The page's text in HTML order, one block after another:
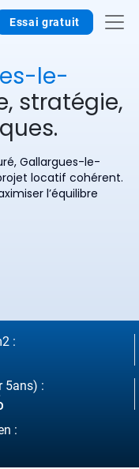
Essai gratuit
le-
stratégie,
Gallargues-le-
locatif cohérent.
l’équilibre
:
5ans) :
: